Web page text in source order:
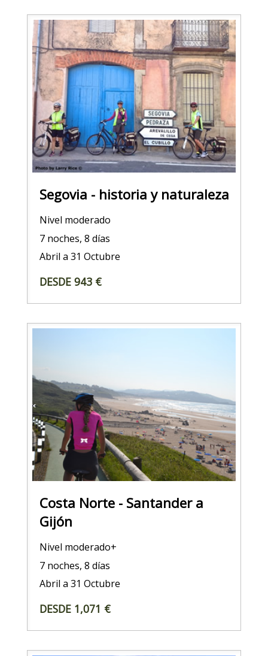
Segovia - historia y naturaleza
Nivel moderado
7 noches, 8 días
Abril a 31 Octubre
DESDE 943 €
Costa Norte - Santander a
Gijón
Nivel moderado+
7 noches, 8 días
Abril a 31 Octubre
DESDE 1,071 €